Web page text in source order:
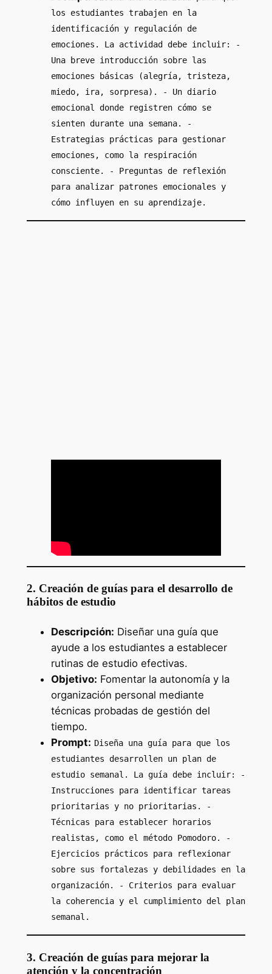
los estudiantes trabajen en la
identificación y regulación de
emociones. La actividad debe incluir: -
Una breve introducción sobre las
emociones básicas (alegría, tristeza,
miedo, ira, sorpresa). - Un diario
emocional donde registren cómo se
sienten durante una semana. -
Estrategias prácticas para gestionar
emociones, como la respiración
consciente. - Preguntas de reflexión
para analizar patrones emocionales y
cómo influyen en su aprendizaje.
2. Creación de guías para el desarrollo de
hábitos de estudio
Descripción: Diseñar una guía que
ayude a los estudiantes a establecer
rutinas de estudio efectivas.
Objetivo: Fomentar la autonomía y la
organización personal mediante
técnicas probadas de gestión del
tiempo.
Prompt: Diseña una guía para que los
estudiantes desarrollen un plan de
estudio semanal. La guía debe incluir: -
Instrucciones para identificar tareas
prioritarias y no prioritarias. -
Técnicas para establecer horarios
realistas, como el método Pomodoro. -
Ejercicios prácticos para reflexionar
sobre sus fortalezas y debilidades en la
organización. - Criterios para evaluar
la coherencia y el cumplimiento del plan
semanal.
3. Creación de guías para mejorar la
atención y la concentración